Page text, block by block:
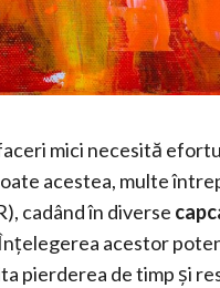
mici necesită
acestea, multe
cadând în diverse
acestor
pierderea de timp și